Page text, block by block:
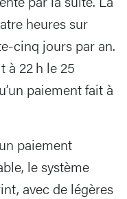
heures sur
cinq jours par an.
à 22 h le 25
paiement fait à
paiement
le système
avec de légères